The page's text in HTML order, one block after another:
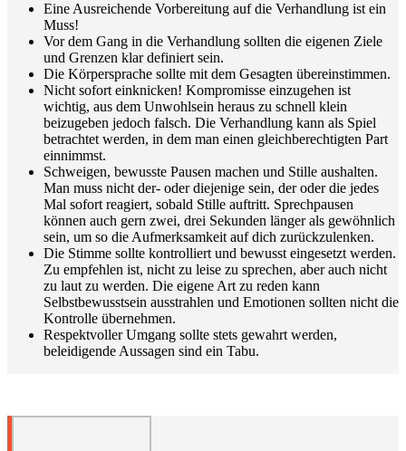
Eine Ausreichende Vorbereitung auf die Verhandlung ist ein
Muss!
Vor dem Gang in die Verhandlung sollten die eigenen Ziele
und Grenzen klar definiert sein.
Die Körpersprache sollte mit dem Gesagten übereinstimmen.
Nicht sofort einknicken! Kompromisse einzugehen ist
wichtig, aus dem Unwohlsein heraus zu schnell klein
beizugeben jedoch falsch. Die Verhandlung kann als Spiel
betrachtet werden, in dem man einen gleichberechtigten Part
einnimmst.
Schweigen, bewusste Pausen machen und Stille aushalten.
Man muss nicht der- oder diejenige sein, der oder die jedes
Mal sofort reagiert, sobald Stille auftritt. Sprechpausen
können auch gern zwei, drei Sekunden länger als gewöhnlich
sein, um so die Aufmerksamkeit auf dich zurückzulenken.
Die Stimme sollte kontrolliert und bewusst eingesetzt werden.
Zu empfehlen ist, nicht zu leise zu sprechen, aber auch nicht
zu laut zu werden. Die eigene Art zu reden kann
Selbstbewusstsein ausstrahlen und Emotionen sollten nicht die
Kontrolle übernehmen.
Respektvoller Umgang sollte stets gewahrt werden,
beleidigende Aussagen sind ein Tabu.